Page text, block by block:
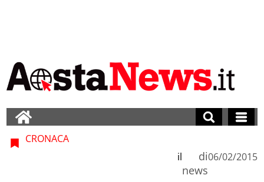
CRONACA
di
news
il 06/02/2015